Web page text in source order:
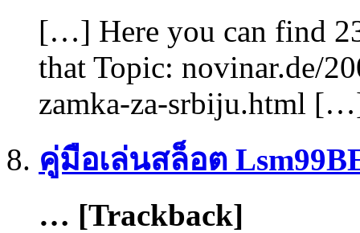
[…] Here you can find
that Topic: novinar.de/
zamka-za-srbiju.html
คู่มือเล่นสล็อต
… [Trackback]